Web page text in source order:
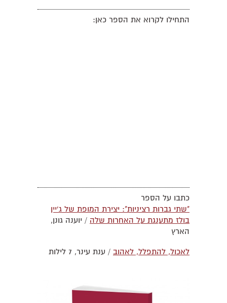
התחילו לקרוא את הספר כאן:
כתבו על הספר
"שתי גברות רציניות": יצירת המופת של ג'יין
בולז מתענגת על האחרות שלה / יוענה גונן,
הארץ
לאכול, להתפלל, לאהוב / ענת עינר, 7 לילות